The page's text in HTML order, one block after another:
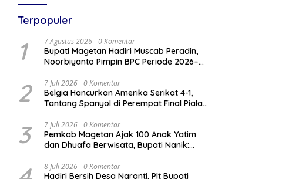
Terpopuler
1 7 Agustus 2026 0 Komentar
Bupati Magetan Hadiri Muscab Peradin,
Noorbiyanto Pimpin BPC Periode 2026–
2 7 Juli 2026 0 Komentar
Belgia Hancurkan Amerika Serikat 4-1,
Tantang Spanyol di Perempat Final Piala
3 7 Juli 2026 0 Komentar
Pemkab Magetan Ajak 100 Anak Yatim
dan Dhuafa Berwisata, Bupati Nanik:
8 Juli 2026 0 Komentar
Hadiri Bersih Desa Ngranti, Plt Bupati